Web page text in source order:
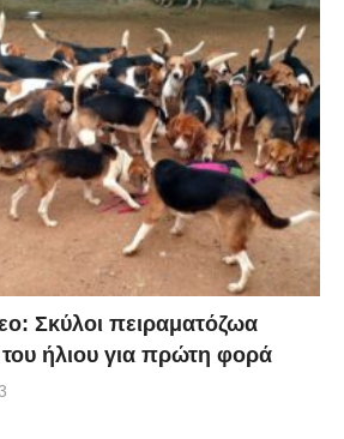
Σκύλοι πειραματόζωα
ήλιου για πρώτη φορά